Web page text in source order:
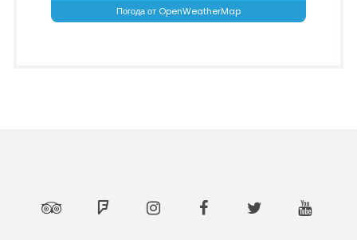
Погода от OpenWeatherMap
TripadvisorFoursquareInstagram Facebook Twitter